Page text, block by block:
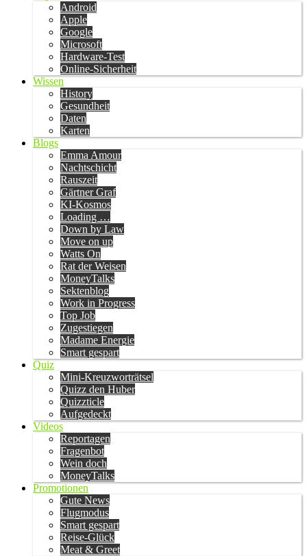
Android
Apple
Google
Microsoft
Hardware-Test
Online-Sicherheit
Wissen
History
Gesundheit
Daten
Karten
Blogs
Emma Amour
Nachtschicht
Rauszeit
Gärtner Graf
KI-Kosmos
Loading …
Down by Law
Move on up
Watts On
Rat der Weisen
MoneyTalks
Sektenblog
Work in Progress
Top Job
Zugestiegen
Madame Energie
Smart gespart
Quiz
Mini-Kreuzworträtsel
Quizz den Huber
Quizzticle
Aufgedeckt
Videos
Reportagen
Fragenbot
Wein doch
MoneyTalks
Promotionen
Gute News
Flugmodus
Smart gespart
Reise-Glück
Meat & Greet